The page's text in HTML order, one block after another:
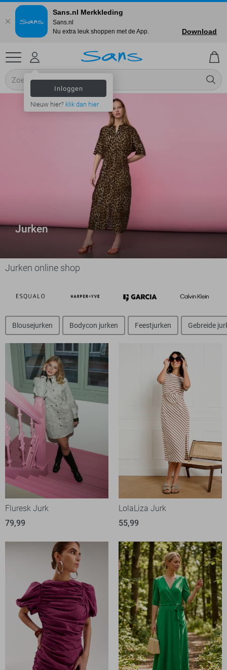
Inloggen
Nieuw hier? klik dan hier
Jurken
Jurken online shop
Blousejurken Bodycon jurken Feestjurken Gebreide
Fluresk Jurk
79,99
LolaLiza Jurk
55,99
Sans.nl Merkkleding
Sans.nl
Nu extra leuk shoppen met de App.
Download